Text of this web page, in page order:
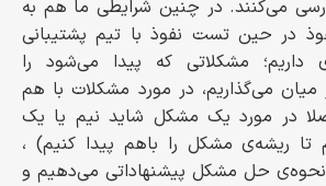
می‌کنند. در چنین شرایطی ما هم به
در حین تست نفوذ با تیم پشتیبانی
داریم؛ مشکلاتی که پیدا می‌شود را
میان می‌گذاریم، در مورد مشکلات با هم
در مورد یک مشکل شاید نیم یا یک
ریشه‌ی مشکل را باهم پیدا کنیم) ،